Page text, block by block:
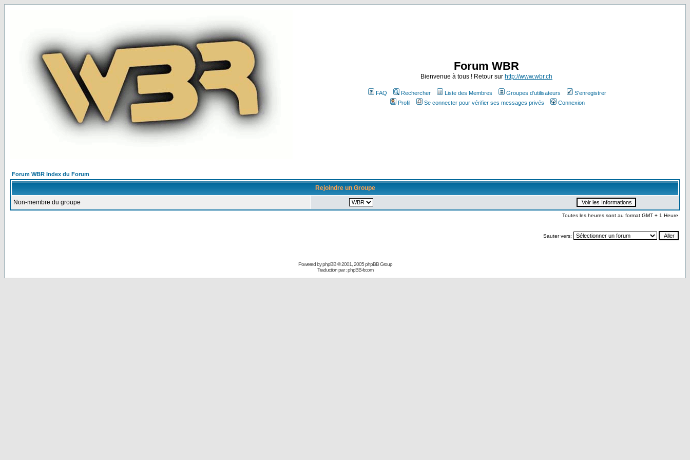
Forum WBR
Bienvenue à tous ! Retour sur http://www.wbr.ch
FAQ Rechercher Liste des Membres Groupes d'utilisateurs
S'enregistrer
Profil
Se connecter pour vérifier ses messages privés Connexion
Forum WBR Index du Forum
Rejoindre un Groupe
Non-membre du groupe
Toutes les heures sont au format GMT + 1 Heure
Sauter vers:
Powered byphpBB© 2001, 2005 phpBB Group
Traduction par :phpBB-fr.com